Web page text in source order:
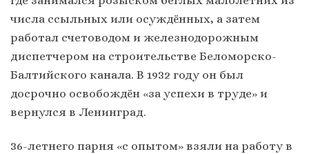
числа ссыльных или осуждённых, а затем
работал счетоводом и железнодорожным
диспетчером на строительстве Беломорско-
Балтийского канала. В 1932 году он был
досрочно освобождён «за успехи в труде» и
вернулся в Ленинград.
36-летнего парня «с опытом» взяли на работу в